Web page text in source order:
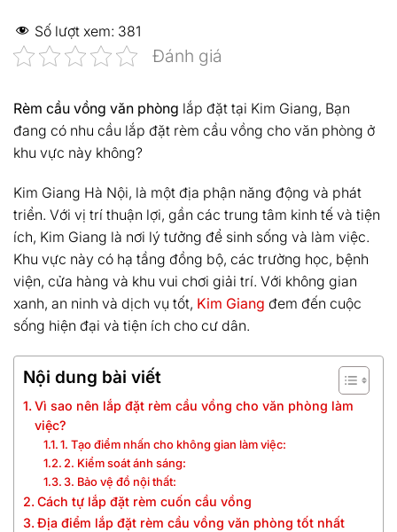
Số lượt xem: 381
Đánh giá
Rèm cầu vồng văn phòng lắp đặt tại Kim Giang, Bạn
đang có nhu cầu lắp đặt rèm cầu vồng cho văn phòng ở
khu vực này không?
Kim Giang Hà Nội, là một địa phận năng động và phát
triển. Với vị trí thuận lợi, gần các trung tâm kinh tế và tiện
ích, Kim Giang là nơi lý tưởng để sinh sống và làm việc.
Khu vực này có hạ tầng đồng bộ, các trường học, bệnh
viện, cửa hàng và khu vui chơi giải trí. Với không gian
xanh, an ninh và dịch vụ tốt, Kim Giang đem đến cuộc
sống hiện đại và tiện ích cho cư dân.
Nội dung bài viết
Vì sao nên lắp đặt rèm cầu vồng cho văn phòng làm
việc?
1. Tạo điểm nhấn cho không gian làm việc:
2. Kiểm soát ánh sáng:
3. Bảo vệ đồ nội thất:
Cách tự lắp đặt rèm cuốn cầu vồng
Địa điểm lắp đặt rèm cầu vồng văn phòng tốt nhất